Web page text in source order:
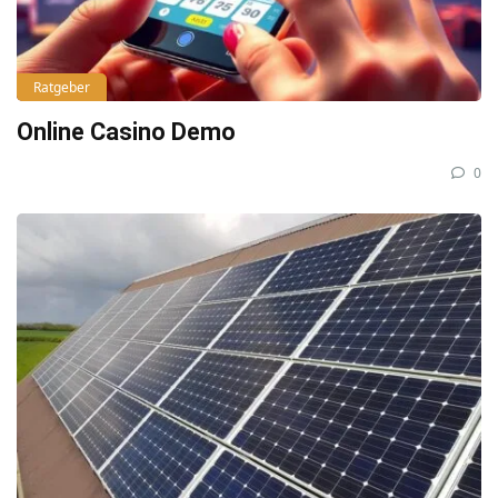
Ratgeber
Online Casino Demo
0